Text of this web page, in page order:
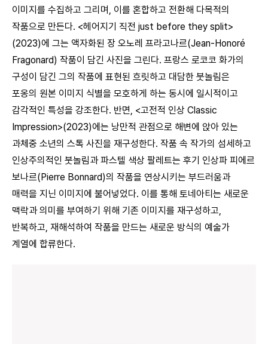
이미지를 수집하고 그리며, 이를 혼합하고 전환해 다목적의
작품으로 만든다. <헤어지기 직전 just before they split>
(2023)에 그는 액자화된 장 오노레 프라고나르(Jean-Honoré
Fragonard) 작품이 담긴 사진을 그린다. 프랑스 로코코 화가의
구성이 담긴 그의 작품에 표현된 흐릿하고 대담한 붓놀림은
포옹의 원본 이미지 식별을 모호하게 하는 동시에 일시적이고
감각적인 특성을 강조한다. 반면, <고전적 인상 Classic
Impression>(2023)에는 낭만적 관점으로 해변에 앉아 있는
과체중 소년의 스톡 사진을 재구성한다. 작품 속 작가의 섬세하고
인상주의적인 붓놀림과 파스텔 색상 팔레트는 후기 인상파 피에르
보나르(Pierre Bonnard)의 작품을 연상시키는 부드러움과
매력을 지닌 이미지에 불어넣었다. 이를 통해 토네아티는 새로운
맥락과 의미를 부여하기 위해 기존 이미지를 재구성하고,
반복하고, 재해석하여 작품을 만드는 새로운 방식의 예술가
계열에 합류한다.